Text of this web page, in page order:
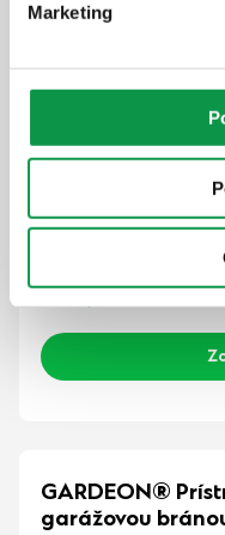
Marketing
Strešné nosníky vo
Atraktívna výška
Moderný dizajn
9 834,-€
GARDEON®
garážovou